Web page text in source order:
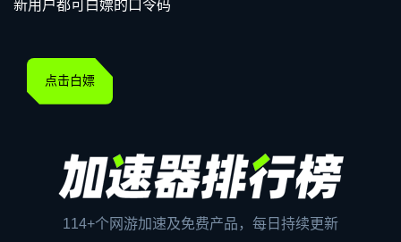
新用户都可白嫖的口令码
点击白嫖
114+个网游加速及免费产品，每日持续更新